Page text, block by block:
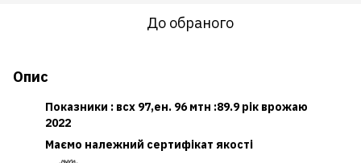
До обраного
Опис
Показники : всх 97,ен. 96 мтн :89.9 рік врожаю
2022
Маємо належний сертифікат якості